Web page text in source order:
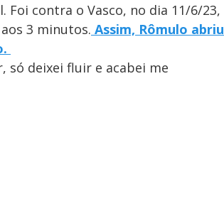
contra o Vasco, no dia 11/6/23,
3 minutos. Assim, Rômulo abriu
só deixei fluir e acabei me